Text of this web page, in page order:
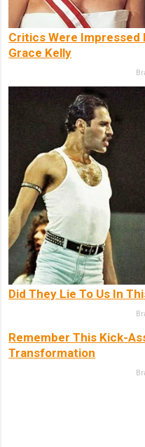
Critics Were Impressed
Grace Kelly
Did They Lie To Us In
Remember This Kick-
Transformation